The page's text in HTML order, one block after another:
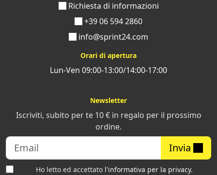
Richiesta di informazioni
+39 06 594 2860
info@sprint24.com
Orari di apertura
Lun-Ven 09:00-13:00/14:00-17:00
Newsletter
Iscriviti, subito per te 10 € in regalo per il prossimo
ordine.
Invia
Ho letto ed accettato l'informativa per la privacy.